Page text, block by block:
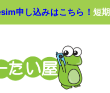
申し込みはこちら！ 短